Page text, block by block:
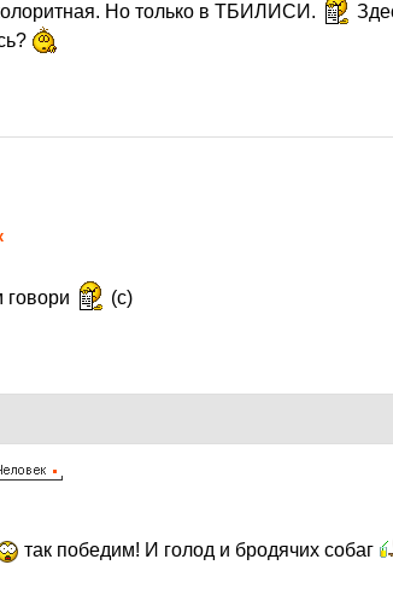
Но только в ТБИЛИСИ.
(с)
так победим! И голод и бродячих собаг